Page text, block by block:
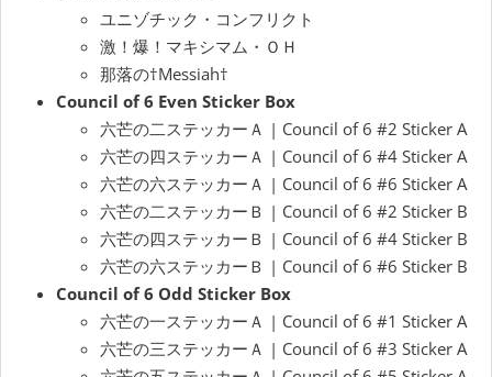
ユニゾチック・コンフリクト
激！爆！マキシマム・ＯＨ
那落の†Messiah†
Council of 6 Even Sticker Box
六芒の二ステッカーＡ | Council of 6 #2 Sticker A
六芒の四ステッカーＡ | Council of 6 #4 Sticker A
六芒の六ステッカーＡ | Council of 6 #6 Sticker A
六芒の二ステッカーＢ | Council of 6 #2 Sticker B
六芒の四ステッカーＢ | Council of 6 #4 Sticker B
六芒の六ステッカーＢ | Council of 6 #6 Sticker B
Council of 6 Odd Sticker Box
六芒の一ステッカーＡ | Council of 6 #1 Sticker A
六芒の三ステッカーＡ | Council of 6 #3 Sticker A